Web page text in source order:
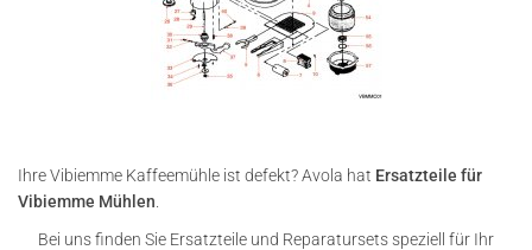
Ihre Vibiemme Kaffeemühle ist defekt? Avola hat Ersatzteile für
Vibiemme Mühlen
Bei uns finden Sie Ersatzteile und Reparatursets speziell für Ihr